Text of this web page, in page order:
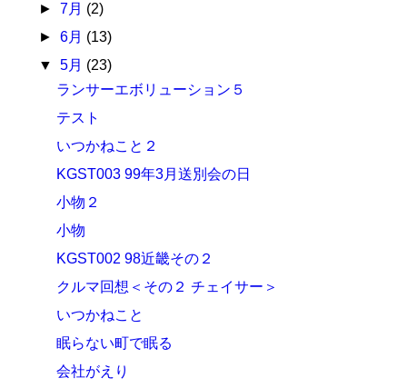
► 7月 (2)
► 6月 (13)
▼ 5月 (23)
ランサーエボリューション５
テスト
いつかねこと２
KGST003 99年3月送別会の日
小物２
小物
KGST002 98近畿その２
クルマ回想＜その２ チェイサー＞
いつかねこと
眠らない町で眠る
会社がえり